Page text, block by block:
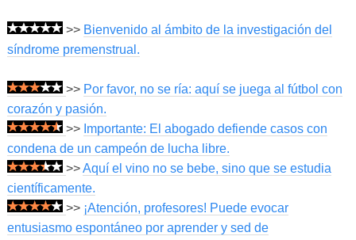
>> Bienvenido al ámbito de la investigación del
síndrome premenstrual.
>> Por favor, no se ría: aquí se juega al fútbol con
corazón y pasión.
>> Importante: El abogado defiende casos con
condena de un campeón de lucha libre.
>>Aquí el vino no se bebe, sino que se estudia
científicamente.
>> ¡Atención, profesores! Puede evocar
entusiasmo espontáneo por aprender y sed de